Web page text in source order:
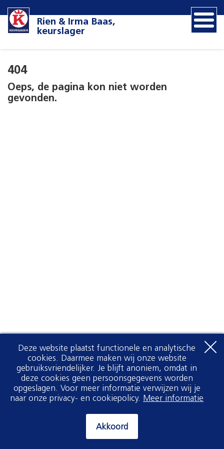
Rien & Irma Baas,
keurslager
404
Oeps, de pagina kon niet worden
gevonden.
Deze website plaatst functionele en analytische
cookies. Daarmee maken wij onze website
gebruiksvriendelijker. Je blijft anoniem, omdat in
deze cookies geen persoonsgegevens worden
opgeslagen. Voor meer informatie verwijzen wij je
naar onze privacy- en cookiepolicy. Meer informatie
Akkoord